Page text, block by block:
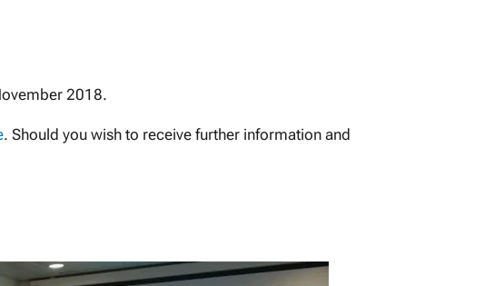
2018.
. Should you wish to receive further information and